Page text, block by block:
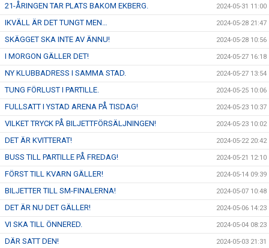
21-ÅRINGEN TAR PLATS BAKOM EKBERG. 2024-05-31 11:00
IKVÄLL ÄR DET TUNGT MEN… 2024-05-28 21:47
SKÄGGET SKA INTE AV ÄNNU! 2024-05-28 10:56
I MORGON GÄLLER DET! 2024-05-27 16:18
NY KLUBBADRESS I SAMMA STAD. 2024-05-27 13:54
TUNG FÖRLUST I PARTILLE. 2024-05-25 10:06
FULLSATT I YSTAD ARENA PÅ TISDAG! 2024-05-23 10:37
VILKET TRYCK PÅ BILJETTFÖRSÄLJNINGEN! 2024-05-23 10:02
DET ÄR KVITTERAT! 2024-05-22 20:42
BUSS TILL PARTILLE PÅ FREDAG! 2024-05-21 12:10
FÖRST TILL KVARN GÄLLER! 2024-05-14 09:39
BILJETTER TILL SM-FINALERNA! 2024-05-07 10:48
DET ÄR NU DET GÄLLER! 2024-05-06 14:23
VI SKA TILL ÖNNERED. 2024-05-04 08:23
DÄR SATT DEN! 2024-05-03 21:31